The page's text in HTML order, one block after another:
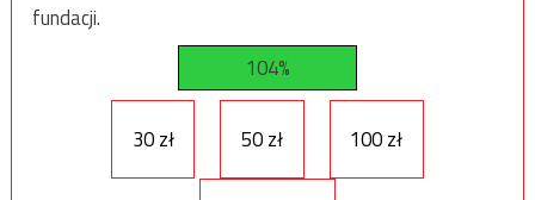
fundacji.
104%
30 zł 50 zł 100 zł